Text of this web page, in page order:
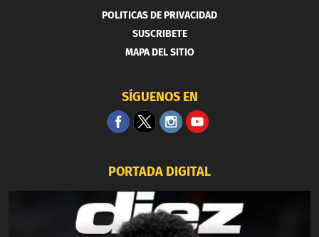
POLITICAS DE PRIVACIDAD
SUSCRIBETE
MAPA DEL SITIO
SÍGUENOS EN
PORTADA DIGITAL